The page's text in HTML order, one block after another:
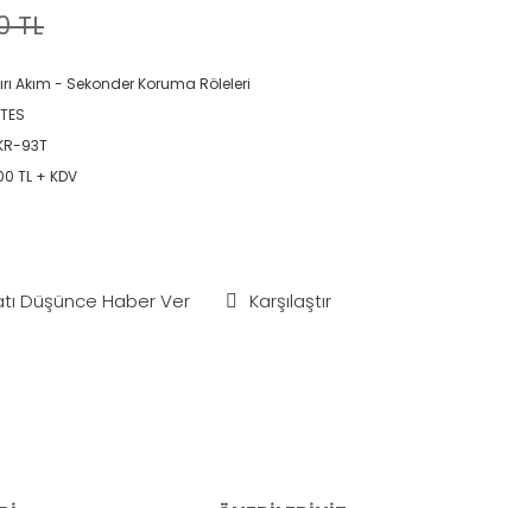
TL
Akım - Sekonder Koruma Röleleri
93T
TL + KDV
Düşünce Haber Ver Karşılaştır